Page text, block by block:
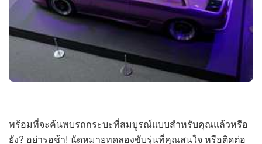
พร้อมที่จะค้นพบรถกระบะที่สมบูรณ์แบบสำหรับคุณแล้วหรือ
ยัง? อย่ารอช้า! นัดหมายทดลองขับรุ่นที่คุณสนใจ หรือติดต่อ